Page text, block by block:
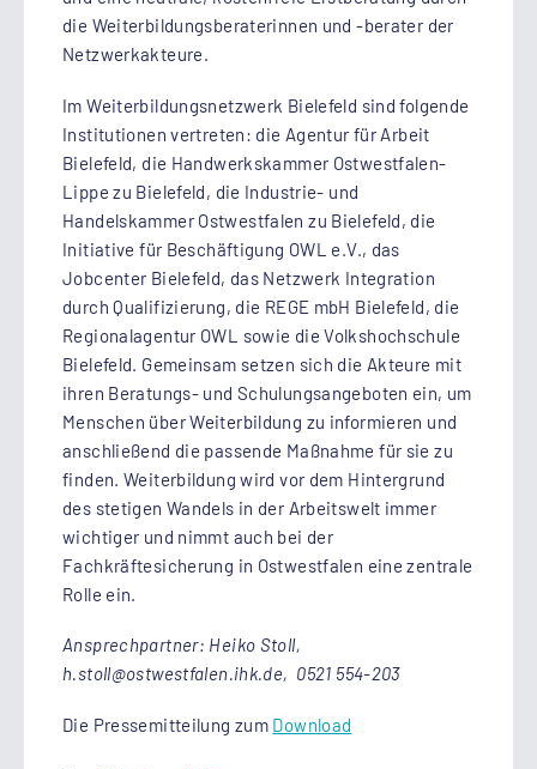
die Weiterbildungsberaterinnen und -berater der
Netzwerkakteure.
Im Weiterbildungsnetzwerk Bielefeld sind folgende
Institutionen vertreten: die Agentur für Arbeit
Bielefeld, die Handwerkskammer Ostwestfalen-
Lippe zu Bielefeld, die Industrie- und
Handelskammer Ostwestfalen zu Bielefeld, die
Initiative für Beschäftigung OWL e.V., das
Jobcenter Bielefeld, das Netzwerk Integration
durch Qualifizierung, die REGE mbH Bielefeld, die
Regionalagentur OWL sowie die Volkshochschule
Bielefeld. Gemeinsam setzen sich die Akteure mit
ihren Beratungs- und Schulungsangeboten ein, um
Menschen über Weiterbildung zu informieren und
anschließend die passende Maßnahme für sie zu
finden. Weiterbildung wird vor dem Hintergrund
des stetigen Wandels in der Arbeitswelt immer
wichtiger und nimmt auch bei der
Fachkräftesicherung in Ostwestfalen eine zentrale
Rolle ein.
Ansprechpartner: Heiko Stoll,
h.stoll@ostwestfalen.ihk.de, 0521 554-203
Die Pressemitteilung zum Download